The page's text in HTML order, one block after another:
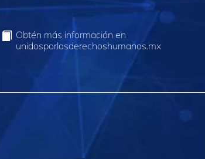
Obtén más información en
unidosporlosderechoshumanos.mx